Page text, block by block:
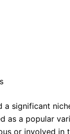
significant
as a popular
or involved in